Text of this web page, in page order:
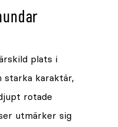
plats i
starka karaktär,
rotade
utmärker sig